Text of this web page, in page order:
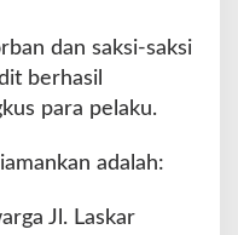
dan saksi-saksi
berhasil
para pelaku.
adalah:
Jl. Laskar